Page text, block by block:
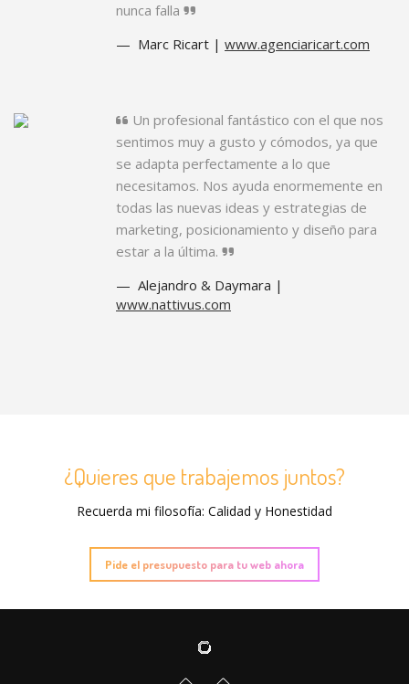
nunca falla
Marc Ricart | www.agenciaricart.com
Un profesional fantástico con el que nos
sentimos muy a gusto y cómodos, ya que
se adapta perfectamente a lo que
necesitamos. Nos ayuda enormemente en
todas las nuevas ideas y estrategias de
marketing, posicionamiento y diseño para
estar a la última.
Alejandro & Daymara |
www.nattivus.com
¿Quieres que trabajemos juntos?
Recuerda mi filosofía: Calidad y Honestidad
Pide el presupuesto para tu web ahora